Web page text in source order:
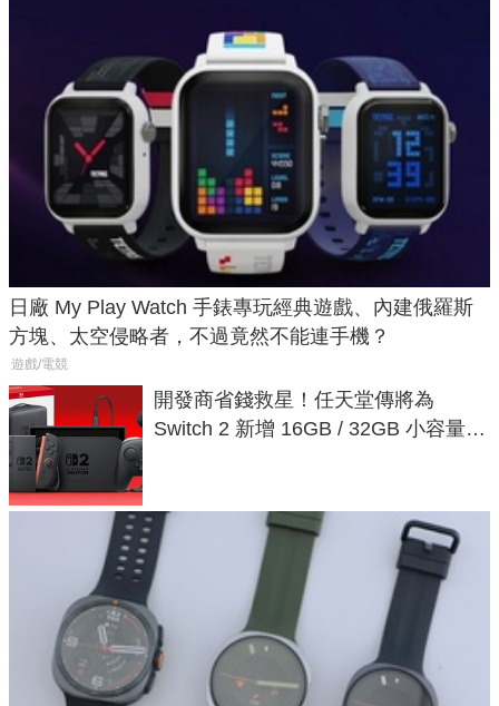
日廠 My Play Watch 手錶專玩經典遊戲、內建俄羅斯
方塊、太空侵略者，不過竟然不能連手機？
遊戲/電競
開發商省錢救星！任天堂傳將為
Switch 2 新增 16GB / 32GB 小容量遊